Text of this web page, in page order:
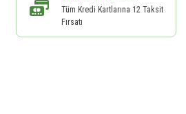
Tüm Kredi Kartlarına 12 Taksit
Fırsatı